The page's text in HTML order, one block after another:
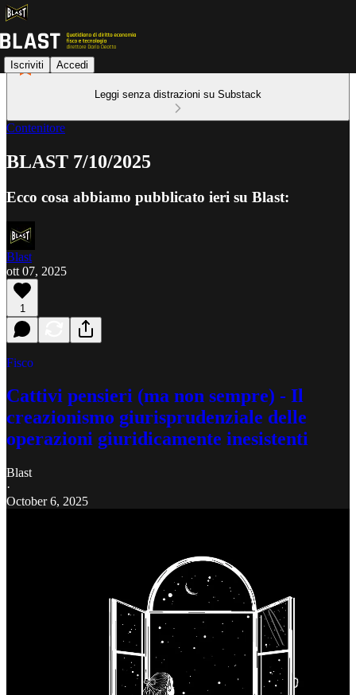
Iscriviti Accedi
Leggi senza distrazioni su Substack
Contenitore
BLAST 7/10/2025
Ecco cosa abbiamo pubblicato ieri su Blast:
Blast
ott 07, 2025
1
Fisco
Cattivi pensieri (ma non sempre) - Il
creazionismo giurisprudenziale delle
operazioni giuridicamente inesistenti
Blast
·
October 6, 2025